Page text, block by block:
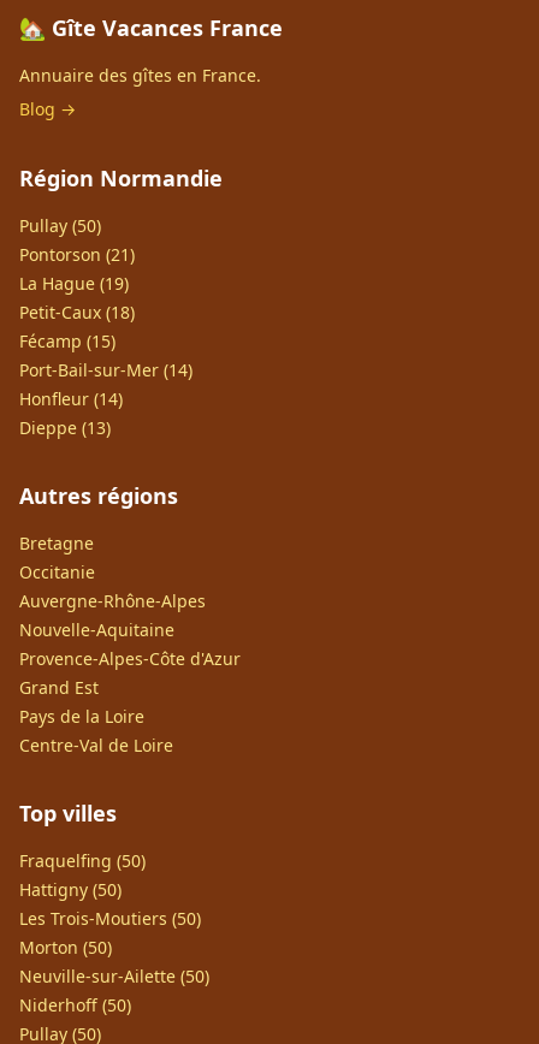
🏡 Gîte Vacances France
Annuaire des gîtes en France.
Blog →
Région Normandie
Pullay (50)
Pontorson (21)
La Hague (19)
Petit-Caux (18)
Fécamp (15)
Port-Bail-sur-Mer (14)
Honfleur (14)
Dieppe (13)
Autres régions
Bretagne
Occitanie
Auvergne-Rhône-Alpes
Nouvelle-Aquitaine
Provence-Alpes-Côte d'Azur
Grand Est
Pays de la Loire
Centre-Val de Loire
Top villes
Fraquelfing (50)
Hattigny (50)
Les Trois-Moutiers (50)
Morton (50)
Neuville-sur-Ailette (50)
Niderhoff (50)
Pullay (50)